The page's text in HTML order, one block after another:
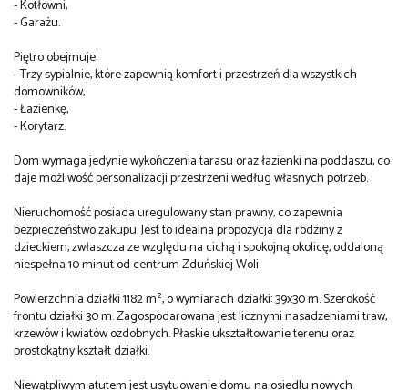
- Kotłowni,
- Garażu.
Piętro obejmuje:
- Trzy sypialnie, które zapewnią komfort i przestrzeń dla wszystkich
domowników,
- Łazienkę,
- Korytarz.
Dom wymaga jedynie wykończenia tarasu oraz łazienki na poddaszu, co
daje możliwość personalizacji przestrzeni według własnych potrzeb.
Nieruchomość posiada uregulowany stan prawny, co zapewnia
bezpieczeństwo zakupu. Jest to idealna propozycja dla rodziny z
dzieckiem, zwłaszcza ze względu na cichą i spokojną okolicę, oddaloną
niespełna 10 minut od centrum Zduńskiej Woli.
Powierzchnia działki 1182 m², o wymiarach działki: 39x30 m. Szerokość
frontu działki 30 m. Zagospodarowana jest licznymi nasadzeniami traw,
krzewów i kwiatów ozdobnych. Płaskie ukształtowanie terenu oraz
prostokątny kształt działki.